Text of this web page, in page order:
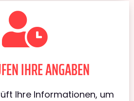
IHRE ANGABEN
Ihre Informationen, um